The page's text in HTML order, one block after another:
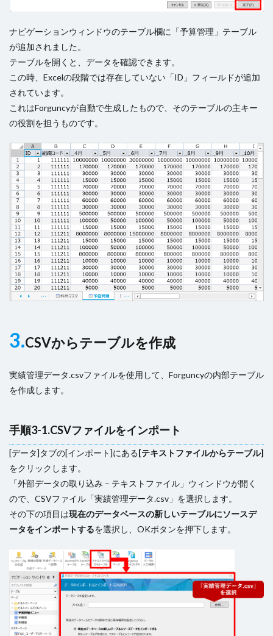
ナビゲーションウィンドウのテーブル欄に「予算管理」テーブル
が追加されました。
テーブルを開くと、データを確認できます。
この時、Excelの段階では存在していない「ID」フィールドが追加
されています。
これはForguncyが自動で生成したもので、そのテーブルの主キー
の役割を担うものです。
3.CSVからテーブルを作成
実績管理データ.csvファイルを使用して、Forguncyの内部テーブル
を作成します。
手順3-1.CSVファイルをインポート
[データ]タブの[インポート]にある[テキストファイルからテーブル]
をクリックします。
「外部データの取り込み – テキストファイル」ウィンドウが開く
ので、CSVファイル「実績管理データ.csv」を選択します。
その下の項目は現在のデータベースの新しいテーブルにソースデ
ータをインポートするを選択し、OKボタンを押下します。